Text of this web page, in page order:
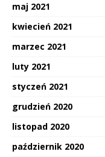
maj 2021
kwiecień 2021
marzec 2021
luty 2021
styczeń 2021
grudzień 2020
listopad 2020
październik 2020